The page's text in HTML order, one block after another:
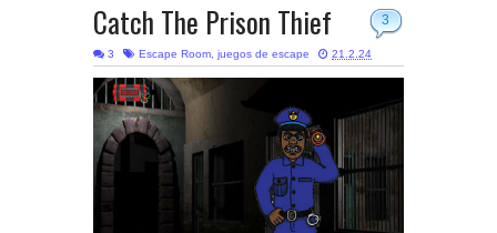
3
Catch The Prison Thief
3 Escape Room, juegos de escape 21.2.24